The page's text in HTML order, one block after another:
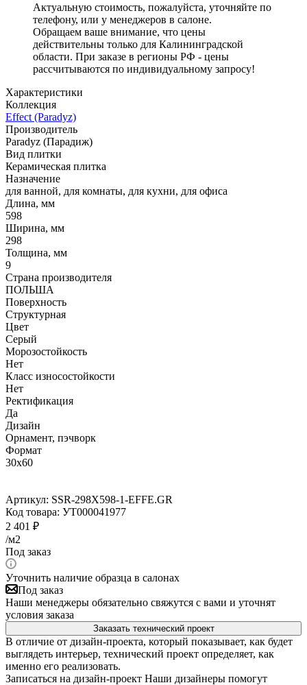
Актуальную стоимость, пожалуйста, уточняйте по
телефону, или у менеджеров в салоне.
Обращаем ваше внимание, что цены
действительны только для Калининградской
области. При заказе в регионы РФ - цены
рассчитываются по индивидуальному запросу!
Характеристики
Коллекция
Effect (Paradyz)
Производитель
Paradyz (Парадиж)
Вид плитки
Керамическая плитка
Назначение
для ванной, для комнаты, для кухни, для офиса
Длина, мм
598
Ширина, мм
298
Толщина, мм
9
Страна производителя
ПОЛЬША
Поверхность
Структурная
Цвет
Серый
Морозостойкость
Нет
Класс износостойкости
Нет
Ректификация
Да
Дизайн
Орнамент, пэчворк
Формат
30x60
Артикул: SSR-298X598-1-EFFE.GR
Код товара: УТ000041977
2 401 ₽
/м2
Под заказ
Уточнить наличие образца в салонах
Под заказ
Наши менеджеры обязательно свяжутся с вами и уточнят
условия заказа
Заказать технический проект
В отличие от дизайн-проекта, который показывает, как будет
выглядеть интерьер, технический проект определяет, как
именно его реализовать.
Записаться на дизайн-проект Наши дизайнеры помогут